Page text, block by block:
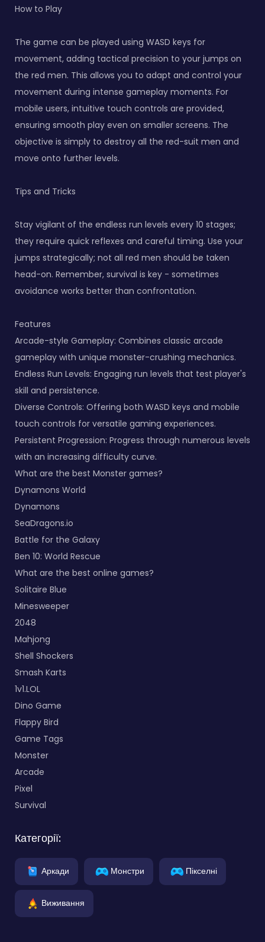
How to Play
The game can be played using WASD keys for
movement, adding tactical precision to your jumps on
the red men. This allows you to adapt and control your
movement during intense gameplay moments. For
mobile users, intuitive touch controls are provided,
ensuring smooth play even on smaller screens. The
objective is simply to destroy all the red-suit men and
move onto further levels.
Tips and Tricks
Stay vigilant of the endless run levels every 10 stages;
they require quick reflexes and careful timing. Use your
jumps strategically; not all red men should be taken
head-on. Remember, survival is key - sometimes
avoidance works better than confrontation.
Features
Arcade-style Gameplay: Combines classic arcade
gameplay with unique monster-crushing mechanics.
Endless Run Levels: Engaging run levels that test player's
skill and persistence.
Diverse Controls: Offering both WASD keys and mobile
touch controls for versatile gaming experiences.
Persistent Progression: Progress through numerous levels
with an increasing difficulty curve.
What are the best Monster games?
Dynamons World
Dynamons
SeaDragons.io
Battle for the Galaxy
Ben 10: World Rescue
What are the best online games?
Solitaire Blue
Minesweeper
2048
Mahjong
Shell Shockers
Smash Karts
1v1.LOL
Dino Game
Flappy Bird
Game Tags
Monster
Arcade
Pixel
Survival
Категорії:
Аркади Монстри Пікселні
Виживання